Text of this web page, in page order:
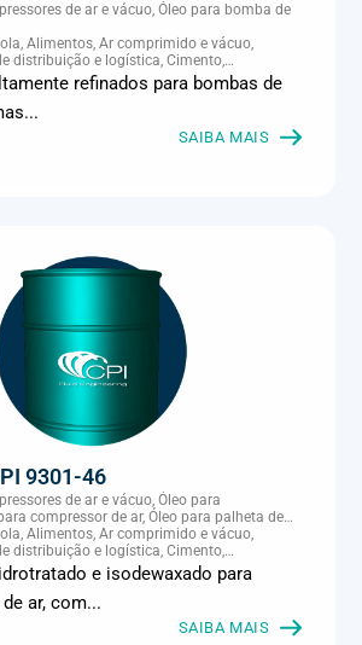
de ar e vácuo, Óleo para bomba de
Alimentos, Ar comprimido e vácuo,
distribuição e logística, Cimento,
Data center, Eletroeletrônica, Embalagens
Eólico, Farmacêutica e cosmética,
Laticínios, Madeira e móveis,
e fundição, Mineração, MRO e
Naval e portuário, Panificação, Papel e
refinados para bombas de
SAIBA MAIS
9301-46
de ar e vácuo, Óleo para
compressor de ar, Óleo para palheta de
climatização e compressores
Alimentos, Ar comprimido e vácuo,
distribuição e logística, Cimento,
Data center, Eletroeletrônica, Embalagens
Eólico, Farmacêutica e cosmética,
Laticínios, Madeira e móveis,
e fundição, Mineração, MRO e
Naval e portuário, Panificação, Papel e
e isodewaxado para
ar, com...
SAIBA MAIS